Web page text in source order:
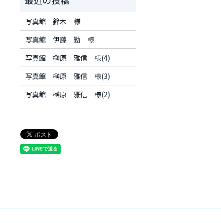
写真館 鈴木 様
写真館 伊藤 勤 様
写真館 榊原 雅信 様(4)
写真館 榊原 雅信 様(3)
写真館 榊原 雅信 様(2)